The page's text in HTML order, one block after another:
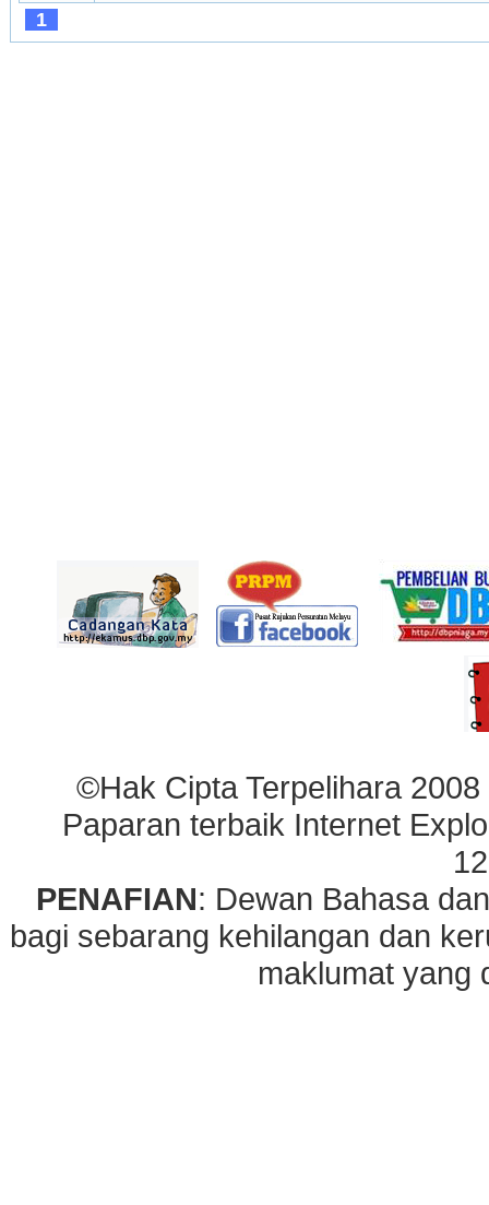
1
©Hak Cipta Terpelihara
Paparan terbaik Internet
PENAFIAN: Dewan Bahasa
bagi sebarang kehilangan dan
maklumat yang